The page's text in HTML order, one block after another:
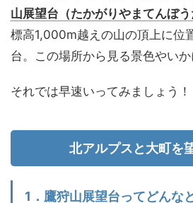
山展望台（たかがりやまてんぼう
標高1,000m越えの山の頂上に位
台。この場所から見る景色やいか
それでは早速いってみましょう！
北アルプスと大町を
1．鷹狩山展望台ってどんな